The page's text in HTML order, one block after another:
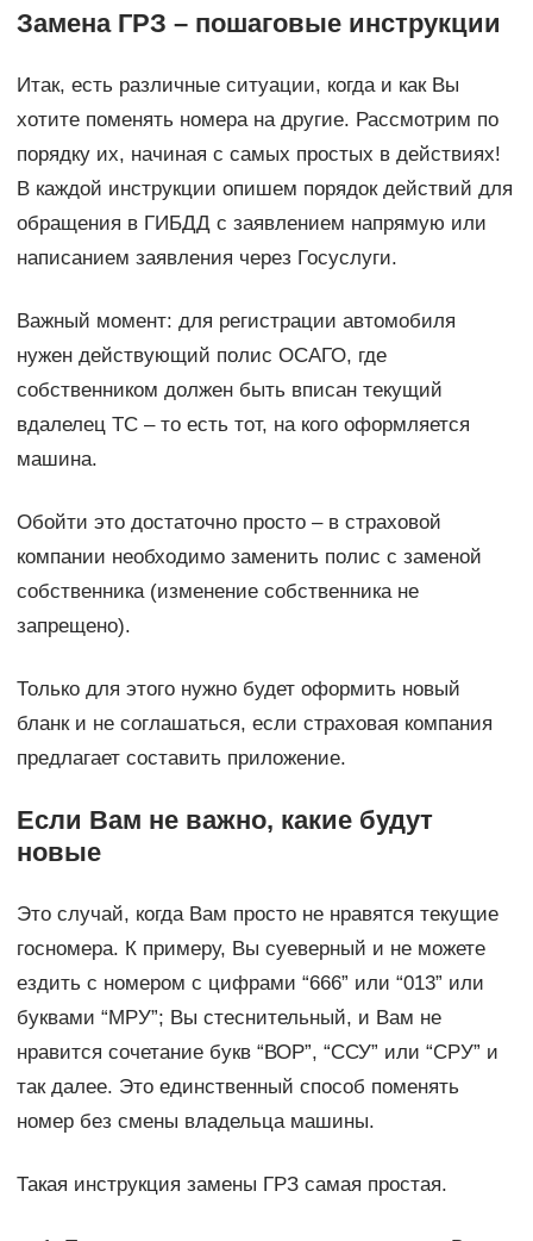
Замена ГРЗ – пошаговые инструкции
Итак, есть различные ситуации, когда и как Вы
хотите поменять номера на другие. Рассмотрим по
порядку их, начиная с самых простых в действиях!
В каждой инструкции опишем порядок действий для
обращения в ГИБДД с заявлением напрямую или
написанием заявления через Госуслуги.
Важный момент: для регистрации автомобиля
нужен действующий полис ОСАГО, где
собственником должен быть вписан текущий
вдалелец ТС – то есть тот, на кого оформляется
машина.
Обойти это достаточно просто – в страховой
компании необходимо заменить полис с заменой
собственника (изменение собственника не
запрещено).
Только для этого нужно будет оформить новый
бланк и не соглашаться, если страховая компания
предлагает составить приложение.
Если Вам не важно, какие будут
новые
Это случай, когда Вам просто не нравятся текущие
госномера. К примеру, Вы суеверный и не можете
ездить с номером с цифрами “666” или “013” или
буквами “МРУ”; Вы стеснительный, и Вам не
нравится сочетание букв “ВОР”, “ССУ” или “СРУ” и
так далее. Это единственный способ поменять
номер без смены владельца машины.
Такая инструкция замены ГРЗ самая простая.